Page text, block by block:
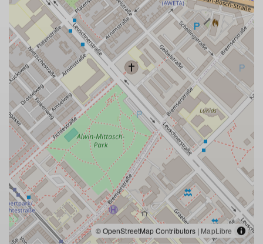
© OpenStreetMap Contributors | MapLibre